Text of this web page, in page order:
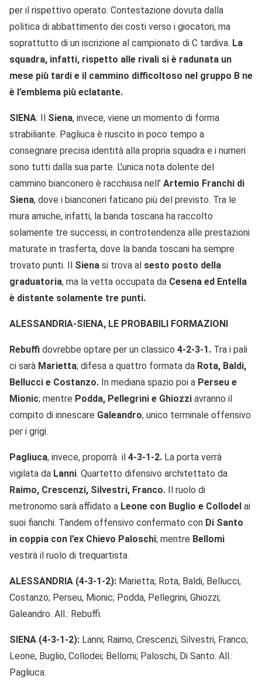
per il rispettivo operato. Contestazione dovuta dalla
politica di abbattimento dei costi verso i giocatori, ma
soprattutto di un iscrizione al campionato di C tardiva. La
squadra, infatti, rispetto alle rivali si è radunata un
mese più tardi e il cammino difficoltoso nel gruppo B ne
è l’emblema più eclatante.
SIENA: Il Siena, invece, viene un momento di forma
strabiliante. Pagliuca è riuscito in poco tempo a
consegnare precisa identità alla propria squadra e i numeri
sono tutti dalla sua parte. L’unica nota dolente del
cammino bianconero è racchiusa nell’ Artemio Franchi di
Siena, dove i bianconeri faticano più del previsto. Tra le
mura amiche, infatti, la banda toscana ha raccolto
solamente tre successi, in controtendenza alle prestazioni
maturate in trasferta, dove la banda toscani ha sempre
trovato punti. Il Siena si trova al sesto posto della
graduatoria, ma la vetta occupata da Cesena ed Entella
è distante solamente tre punti.
ALESSANDRIA-SIENA, LE PROBABILI FORMAZIONI
Rebuffi dovrebbe optare per un classico 4-2-3-1. Tra i pali
ci sarà Marietta; difesa a quattro formata da Rota, Baldi,
Bellucci e Costanzo. In mediana spazio poi a Perseu e
Mionic; mentre Podda, Pellegrini e Ghiozzi avranno il
compito di innescare Galeandro, unico terminale offensivo
per i grigi.
Pagliuca, invece, proporrà il 4-3-1-2. La porta verrà
vigilata da Lanni. Quartetto difensivo architettato da
Raimo, Crescenzi, Silvestri, Franco. Il ruolo di
metronomo sarà affidato a Leone con Buglio e Collodel ai
suoi fianchi. Tandem offensivo confermato con Di Santo
in coppia con l’ex Chievo Paloschi; mentre Bellomi
vestirà il ruolo di trequartista.
ALESSANDRIA (4-3-1-2): Marietta; Rota, Baldi, Bellucci,
Costanzo; Perseu, Mionic; Podda, Pellegrini, Ghiozzi;
Galeandro. All.: Rebuffi.
SIENA (4-3-1-2): Lanni; Raimo, Crescenzi, Silvestri, Franco;
Leone, Buglio, Collodei; Bellomi; Paloschi, Di Santo. All.:
Pagliuca.